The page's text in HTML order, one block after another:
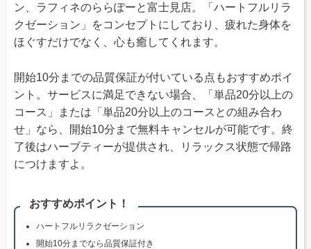
ン、ラフィネのららぽーと富士見店。「ハートフルリラ
クゼーション」をコンセプトにしており、疲れた身体を
ほぐすだけでなく、心も癒してくれます。
開始10分までの品質保証が付いている点もおすすめポイ
ント。サービスに満足できない場合、「単品20分以上の
コース」または「単品20分以上のコースとの組み合わ
せ」なら、開始10分まで無料キャンセルが可能です。終
了後はハーブティーが提供され、リラックス状態で帰路
につけますよ。
おすすめポイント！
ハートフルリラクゼーション
開始10分までなら品質保証付き